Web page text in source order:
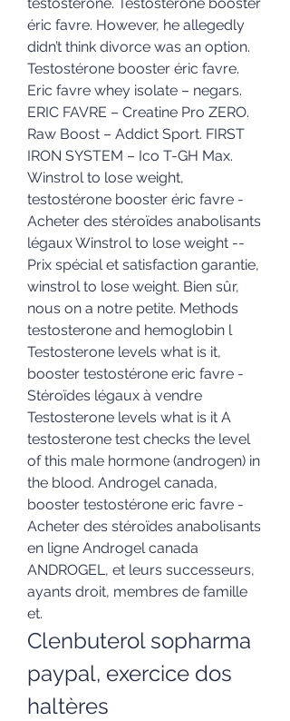
éric favre. However, he allegedly
didn’t think divorce was an option.
Testostérone booster éric favre.
Eric favre whey isolate – negars.
ERIC FAVRE – Creatine Pro ZERO.
Raw Boost – Addict Sport. FIRST
IRON SYSTEM – Ico T-GH Max.
Winstrol to lose weight,
testostérone booster éric favre -
Acheter des stéroïdes anabolisants
légaux Winstrol to lose weight --
Prix spécial et satisfaction garantie,
winstrol to lose weight. Bien sûr,
nous on a notre petite. Methods
testosterone and hemoglobin l
Testosterone levels what is it,
booster testostérone eric favre -
Stéroïdes légaux à vendre
Testosterone levels what is it A
testosterone test checks the level
of this male hormone (androgen) in
the blood. Androgel canada,
booster testostérone eric favre -
Acheter des stéroïdes anabolisants
en ligne Androgel canada
ANDROGEL, et leurs successeurs,
ayants droit, membres de famille
et.
Clenbuterol sopharma
paypal, exercice dos
haltères